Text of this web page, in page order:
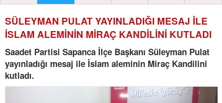
SÜLEYMAN PULAT YAYINLADIĞI MESAJ İLE
İSLAM ALEMİNİN MİRAÇ KANDİLİNİ KUTLADI
Saadet Partisi Sapanca İlçe Başkanı Süleyman Pulat
yayınladığı mesaj ile İslam aleminin Miraç Kandilini
kutladı.